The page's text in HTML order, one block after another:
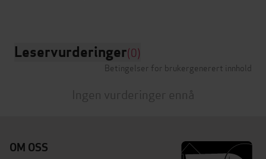
Leservurderinger(0)
Betingelser for brukergenerert innhold
Ingen vurderinger ennå
OM OSS